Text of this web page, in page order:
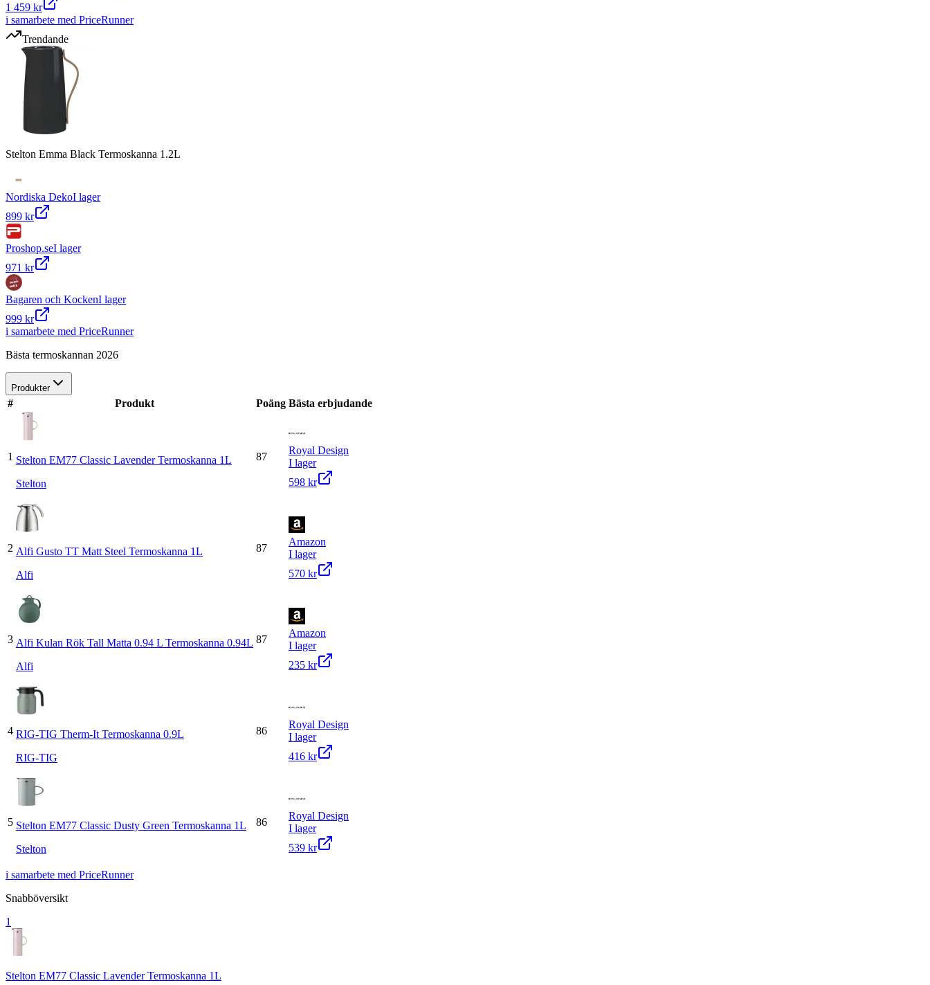
1 459 kr
i samarbete med PriceRunner
Trendande
Stelton Emma Black Termoskanna 1.2L
Nordiska DekoI lager
899 kr
Proshop.seI lager
971 kr
Bagaren och KockenI lager
999 kr
i samarbete med PriceRunner
Bästa termoskannan 2026
Produkter
# Produkt Poäng Bästa erbjudande
1 Stelton EM77 Classic Lavender Termoskanna 1L
Stelton
87
Royal Design
I lager
598 kr
2 Alfi Gusto TT Matt Steel Termoskanna 1L
Alfi
87
Amazon
I lager
570 kr
3 Alfi Kulan Rök Tall Matta 0.94 L Termoskanna 0.94L
Alfi
87
Amazon
I lager
235 kr
4 RIG-TIG Therm-It Termoskanna 0.9L
RIG-TIG
86
Royal Design
I lager
416 kr
5 Stelton EM77 Classic Dusty Green Termoskanna 1L
Stelton
86
Royal Design
I lager
539 kr
i samarbete med PriceRunner
Snabböversikt
1
Stelton EM77 Classic Lavender Termoskanna 1L